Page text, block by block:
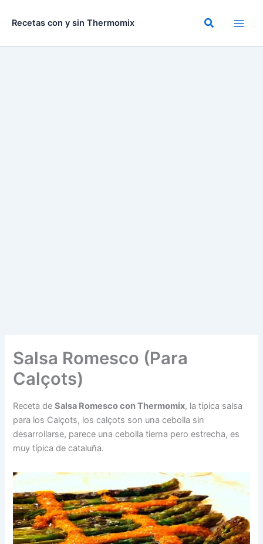
Recetas con y sin Thermomix Buscar
Salsa Romesco (Para
Calçots)
Receta deSalsa Romesco con Thermomix, la típica salsa
para los Calçots, los calçots son una cebolla sin
desarrollarse, parece una cebolla tierna pero estrecha, es
muy típica de cataluña.